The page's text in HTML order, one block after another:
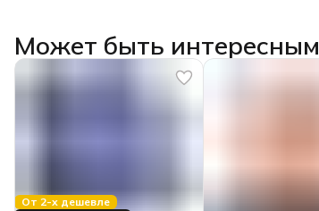
Может быть интересным
От 2-х дешевле